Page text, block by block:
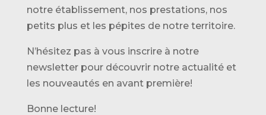
notre établissement, nos prestations, nos
petits plus et les pépites de notre territoire.
N’hésitez pas à vous inscrire à notre
newsletter pour découvrir notre actualité et
les nouveautés en avant première!
Bonne lecture!